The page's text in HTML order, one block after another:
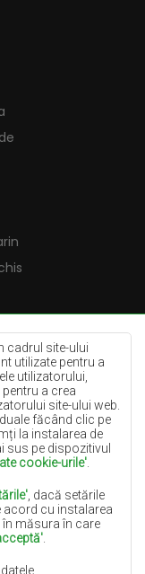
cadrul site-ului
utilizate pentru a
utilizatorului,
a crea
site-ului web.
făcând clic pe
la instalarea de
sus pe dispozitivul
cookie-urile'
, dacă setările
acord cu instalarea
măsura în care